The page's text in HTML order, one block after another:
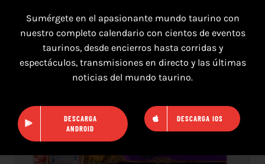
TOROS HERRERA DEL DUQUE 16 AGOSTO
2026.
Sumérgete en el apasionante mundo taurino con
nuestro completo calendario con cientos de eventos
taurinos, desde encierros hasta corridas y
espectáculos, transmisiones en directo y las últimas
noticias del mundo taurino.
DESCARGA
ANDROID
DESCARGA IOS